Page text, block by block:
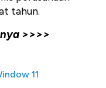
tahun.
>>>>
11